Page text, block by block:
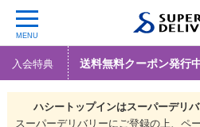
MENU
入会特典 送料無料クーポン発行
ハシートップインはスーパーデリ
スーパーデリバリーにご登録の上、ペ